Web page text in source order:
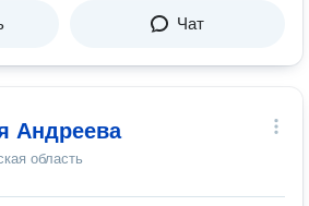
Чат
Андреева
область